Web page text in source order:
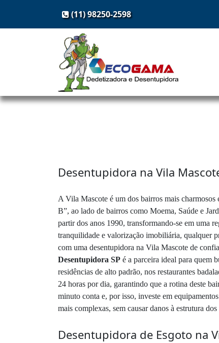
(11) 98250-2598
Desentupidora na Vila
A Vila Mascote é um dos bairros mais
B”, ao lado de bairros como Moema, Saúde e
partir dos anos 1990, transformando-se em uma
tranquilidade e valorização imobiliária, qualquer
com uma desentupidora na Vila Mascote de
Desentupidora SP é a parceira ideal para quem
residências de alto padrão, nos restaurantes
24 horas por dia, garantindo que a rotina deste
minuto conta e, por isso, investe em
mais complexas, sem causar danos à estrutura
Desentupidora de Esgoto na